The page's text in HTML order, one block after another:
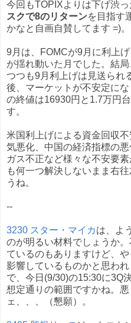
今回もTOPIXよりは下げ渋っ
スクで8のリターンを目指す
かなと自画自賛してます =)。
9月は、FOMCが9月に利上
が揺れ動いた月でした。結
つつも9月利上げは見送られ
後、マーケットが不安定に
の終値は16930円と1.7万円
す。
米国利上げによる資金回収
気悪化、中国の経済指標の
ガス不正など様々な不安要
も何一つ解決しないまま右
うね。
--
3230 スター・マイカは、よ
のが明るい材料でしょうか
ているのもありますけど、
影響しているものかと思われ
で、今日(9/30)の15:30に3Q
想定通りの範囲ですかね。
ェ、、、（懇願）。